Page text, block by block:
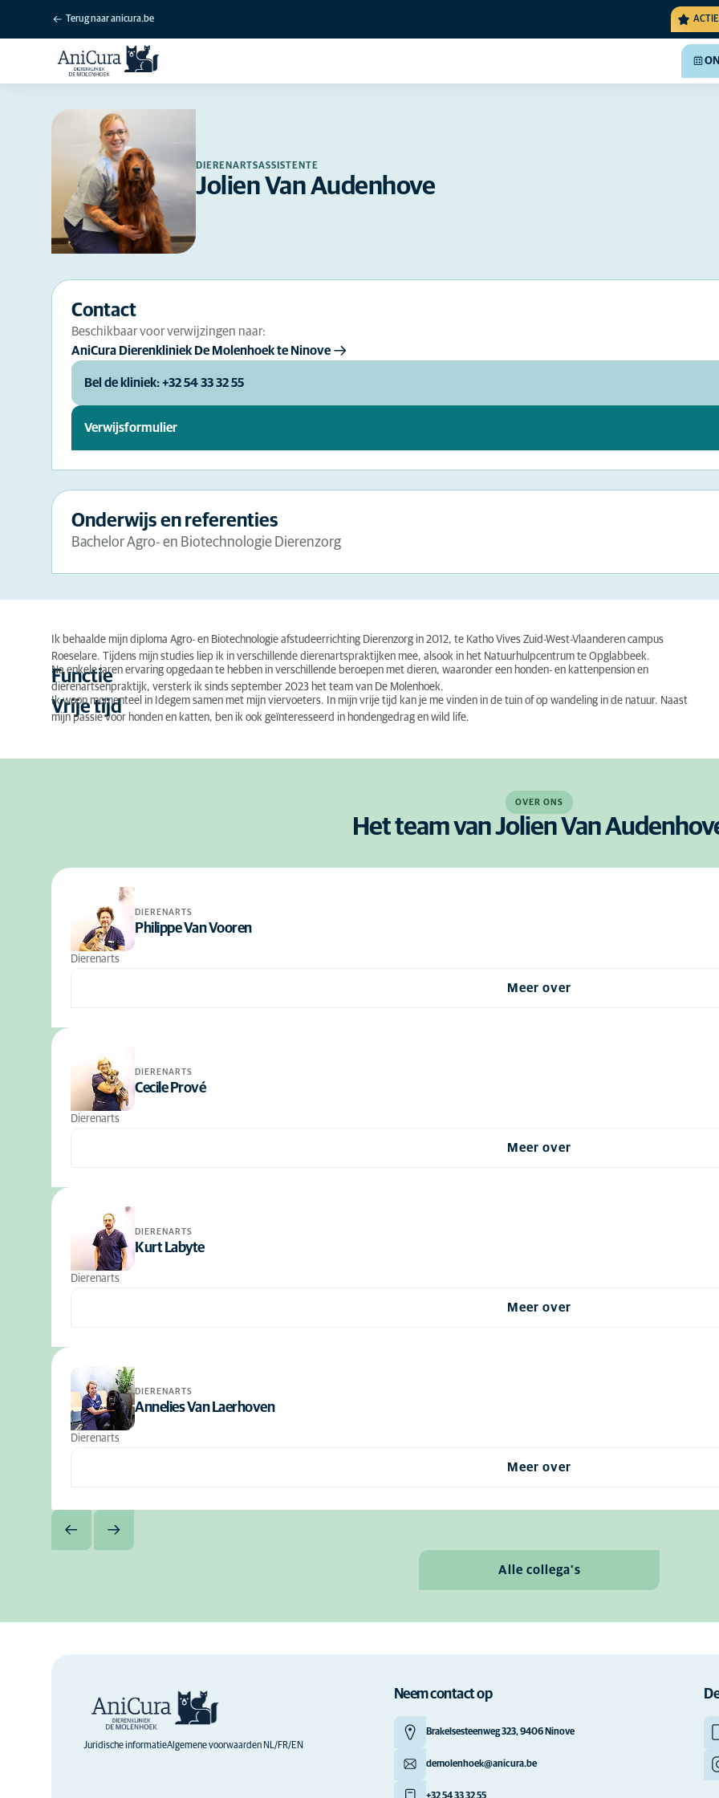
Terug naar anicura.be
DIERENARTSASSISTENTE
Jolien Van Audenhove
Contact
Beschikbaar voor verwijzingen naar:
AniCura Dierenkliniek De Molenhoek te Ninove
Bel de kliniek: +32 54 33 32 55
Verwijsformulier
Onderwijs en referenties
Bachelor Agro- en Biotechnologie Dierenzorg
Ik behaalde mijn diploma Agro- en Biotechnologie afstudeerrichting Dierenzorg in 2012, te Katho Vives Zuid-West-Vlaanderen campus
Roeselare. Tijdens mijn studies liep ik in verschillende dierenartspraktijken mee, alsook in het Natuurhulpcentrum te Opglabbeek.
Functie
Na enkele jaren ervaring opgedaan te hebben in verschillende beroepen met dieren, waaronder een honden- en kattenpension en
dierenartsenpraktijk, versterk ik sinds september 2023 het team van De Molenhoek.
Vrije tijd
Ik woon momenteel in Idegem samen met mijn viervoeters. In mijn vrije tijd kan je me vinden in de tuin of op wandeling in de natuur. Naast
mijn passie voor honden en katten, ben ik ook geïnteresseerd in hondengedrag en wild life.
OVER ONS
Het team van Jolien Van
DIERENARTS
Philippe Van Vooren
Dierenarts
Meer over
DIERENARTS
Cecile Prové
Dierenarts
Meer over
DIERENARTS
Kurt Labyte
Dierenarts
Meer over
DIERENARTS
Annelies Van Laerhoven
Dierenarts
Meer over
Alle collega's
Juridische informatieAlgemene voorwaarden NL/FR/EN
Neem contact op
Brakelsesteenweg 323, 9406 Ninove
demolenhoek@anicura.be